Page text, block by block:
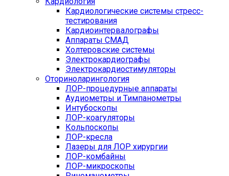
Кардиологические системы стресс-
тестирования
Кардиоинтервалографы
Аппараты СМАД
Холтеровские системы
Электрокардиографы
Электрокардиостимуляторы
Оториноларингология
ЛОР-процедурные аппараты
Аудиометры и Тимпанометры
Интубоскопы
ЛОР-коагуляторы
Кольпоскопы
ЛОР-кресла
Лазеры для ЛОР хирургии
ЛОР-комбайны
ЛОР-микроскопы